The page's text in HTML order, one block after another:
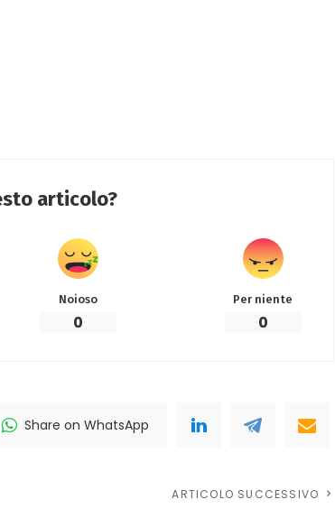
articolo?
Noioso
0
Per niente
0
Share on WhatsApp
ARTICOLO SUCCESSIVO